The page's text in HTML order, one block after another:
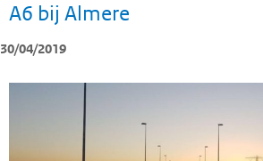
A6 bij Almere
30/04/2019